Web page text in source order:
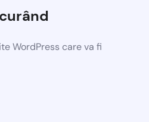
WordPress care va fi